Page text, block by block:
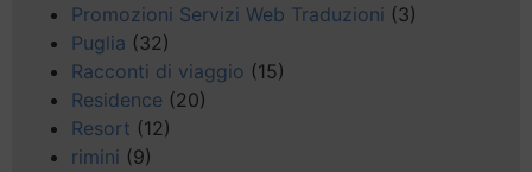
Promozioni Servizi Web Traduzioni (3)
Puglia (32)
Racconti di viaggio (15)
Residence (20)
Resort (12)
rimini (9)